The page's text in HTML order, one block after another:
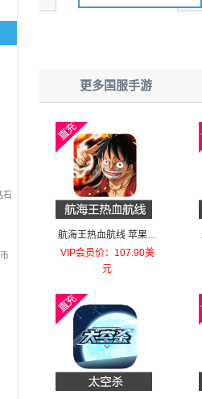
石
更多国服手游
航海王热血航线 苹果安
卓充值648元幻彩之果
VIP会员价：107.90美
元